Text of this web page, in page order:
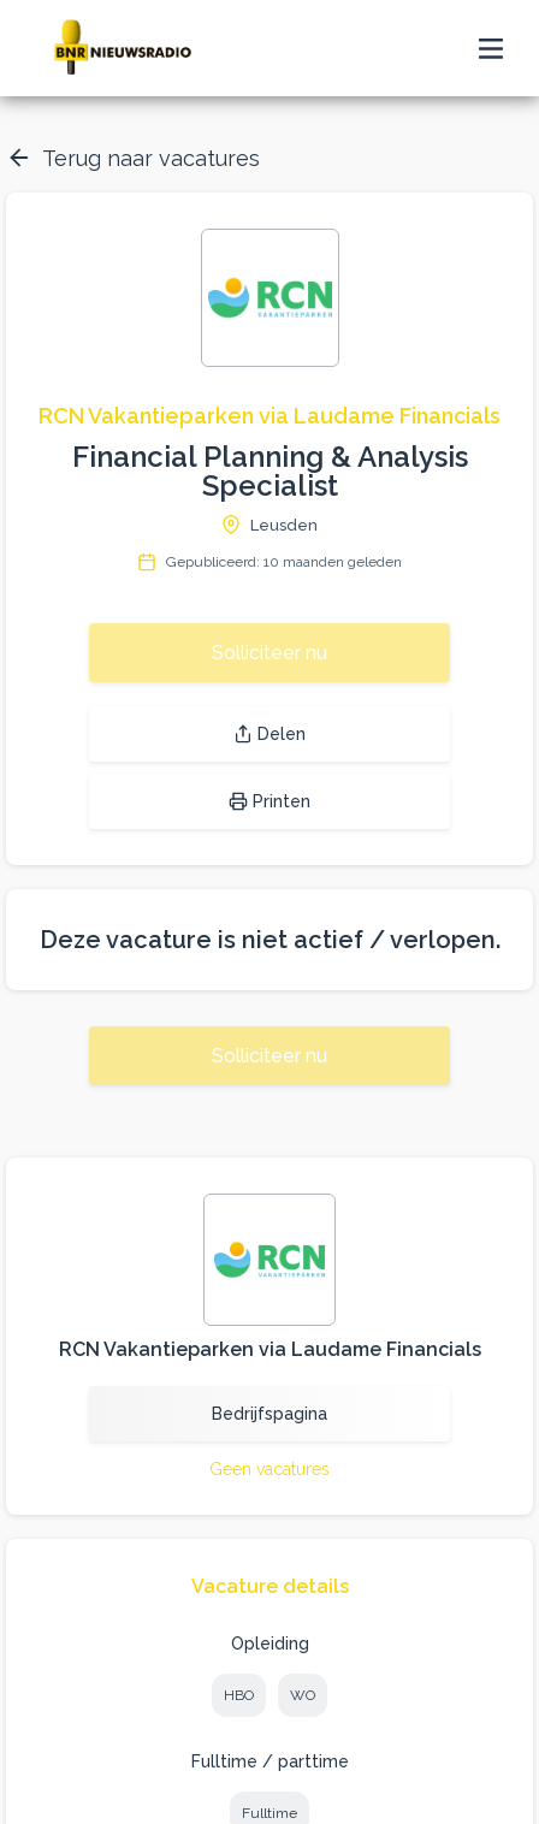
Terug naar vacatures
RCN Vakantieparken via Laudame Financials
Financial Planning & Analysis
Specialist
Leusden
Gepubliceerd: 10 maanden geleden
Solliciteer nu
Delen
Printen
Deze vacature is niet actief / verlopen.
Solliciteer nu
RCN Vakantieparken via Laudame Financials
Bedrijfspagina
Geen vacatures
Vacature details
Opleiding
HBO WO
Fulltime / parttime
Fulltime